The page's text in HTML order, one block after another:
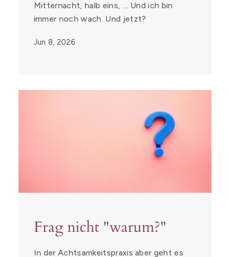
Mitternacht, halb eins, … Und ich bin
immer noch wach. Und jetzt?
Jun 8, 2026
Frag nicht "warum?"
In der Achtsamkeitspraxis aber geht es